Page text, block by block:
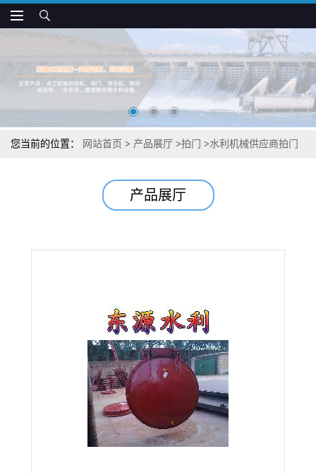
您当前的位置： 网站首页 > 产品展厅 >拍门 >水利机械供应商拍门
产品展厅